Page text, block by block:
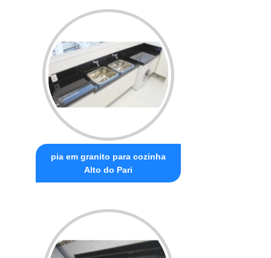
pia em granito para cozinha
Alto do Pari